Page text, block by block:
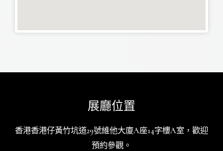
展廳位置
香港香港仔黃竹坑道29號維他大廈A座14字樓A室，歡迎
預約參觀。